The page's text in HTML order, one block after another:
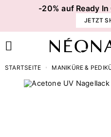
-20% auf Ready
JETZT
STARTSEITE MANIKÜRE &